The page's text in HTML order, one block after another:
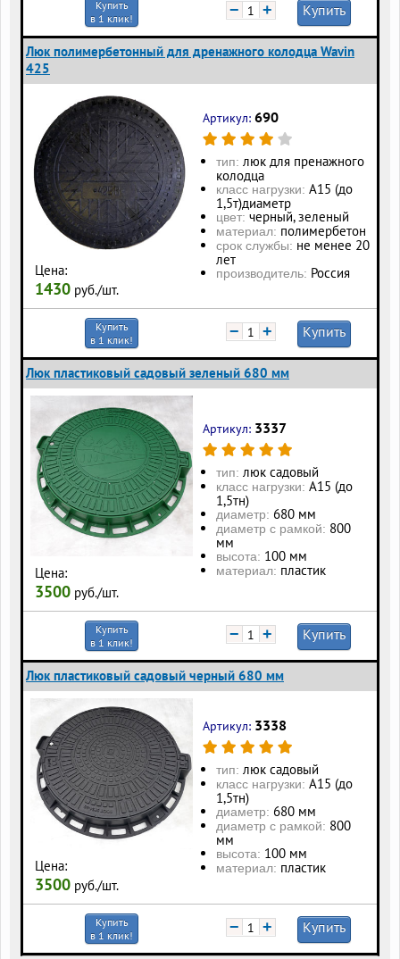
Купить
в 1 клик!
− + Купить
Люк полимербетонный для дренажного колодца Wavin
425
Цена:
1430 руб./шт.
Артикул: 690
тип: люк для пренажного
колодца
класс нагрузки: А15 (до
1,5т)диаметр
цвет: черный, зеленый
материал: полимербетон
срок службы: не менее 20
лет
производитель: Россия
Купить
в 1 клик!
− + Купить
Люк пластиковый садовый зеленый 680 мм
Цена:
3500 руб./шт.
Артикул: 3337
тип: люк садовый
класс нагрузки: А15 (до
1,5тн)
диаметр: 680 мм
диаметр с рамкой: 800
мм
высота: 100 мм
материал: пластик
Купить
в 1 клик!
− + Купить
Люк пластиковый садовый черный 680 мм
Цена:
3500 руб./шт.
Артикул: 3338
тип: люк садовый
класс нагрузки: А15 (до
1,5тн)
диаметр: 680 мм
диаметр с рамкой: 800
мм
высота: 100 мм
материал: пластик
Купить
в 1 клик!
− + Купить